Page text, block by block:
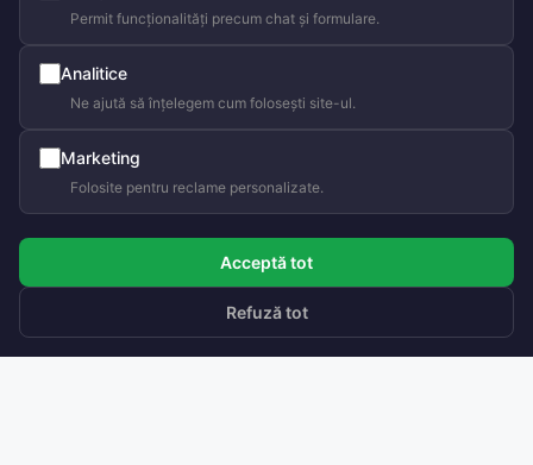
Olga Cravcenco
Permit funcționalități precum chat și formulare.
Analitice
Ne ajută să înțelegem cum folosești site-ul.
Marketing
Folosite pentru reclame personalizate.
Acceptă tot
Refuză tot